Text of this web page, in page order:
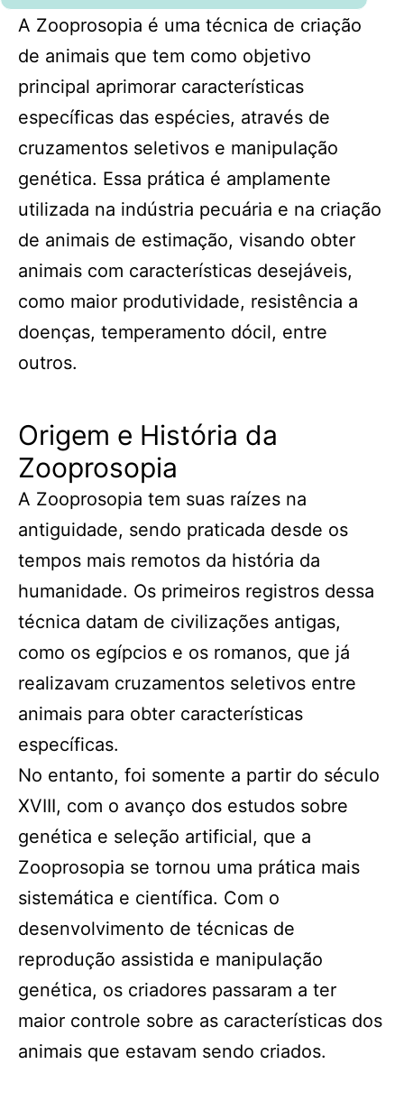
A Zooprosopia é uma técnica de criação
de animais que tem como objetivo
principal aprimorar características
específicas das espécies, através de
cruzamentos seletivos e manipulação
genética. Essa prática é amplamente
utilizada na indústria pecuária e na criação
de animais de estimação, visando obter
animais com características desejáveis,
como maior produtividade, resistência a
doenças, temperamento dócil, entre
outros.
Origem e História da
Zooprosopia
A Zooprosopia tem suas raízes na
antiguidade, sendo praticada desde os
tempos mais remotos da história da
humanidade. Os primeiros registros dessa
técnica datam de civilizações antigas,
como os egípcios e os romanos, que já
realizavam cruzamentos seletivos entre
animais para obter características
específicas.
No entanto, foi somente a partir do século
XVIII, com o avanço dos estudos sobre
genética e seleção artificial, que a
Zooprosopia se tornou uma prática mais
sistemática e científica. Com o
desenvolvimento de técnicas de
reprodução assistida e manipulação
genética, os criadores passaram a ter
maior controle sobre as características dos
animais que estavam sendo criados.